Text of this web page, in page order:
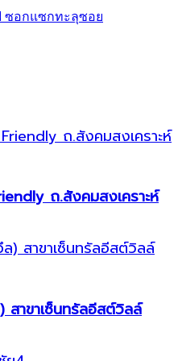
ถ.สังคมสงเคราะห์
สาขาเซ็นทรัลอีสต์วิลล์